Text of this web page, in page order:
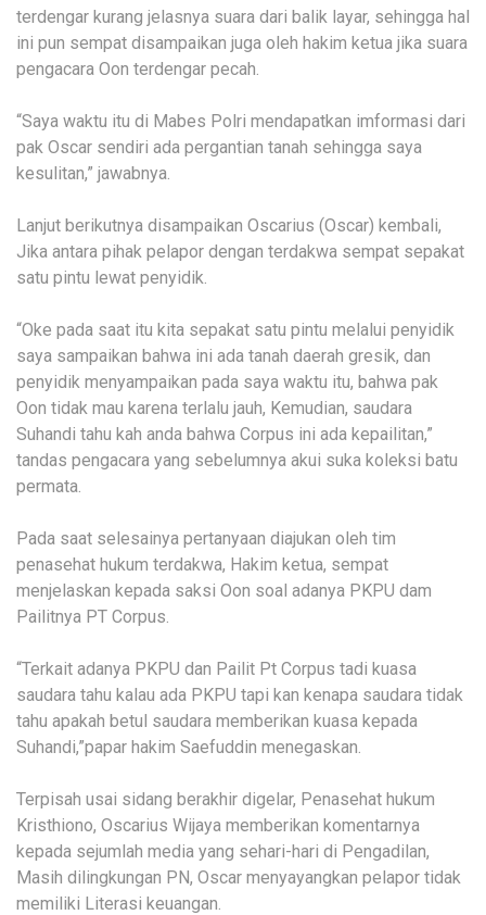
terdengar kurang jelasnya suara dari balik layar, sehingga hal
ini pun sempat disampaikan juga oleh hakim ketua jika suara
pengacara Oon terdengar pecah.
“Saya waktu itu di Mabes Polri mendapatkan imformasi dari
pak Oscar sendiri ada pergantian tanah sehingga saya
kesulitan,” jawabnya.
Lanjut berikutnya disampaikan Oscarius (Oscar) kembali,
Jika antara pihak pelapor dengan terdakwa sempat sepakat
satu pintu lewat penyidik.
“Oke pada saat itu kita sepakat satu pintu melalui penyidik
saya sampaikan bahwa ini ada tanah daerah gresik, dan
penyidik menyampaikan pada saya waktu itu, bahwa pak
Oon tidak mau karena terlalu jauh, Kemudian, saudara
Suhandi tahu kah anda bahwa Corpus ini ada kepailitan,”
tandas pengacara yang sebelumnya akui suka koleksi batu
permata.
Pada saat selesainya pertanyaan diajukan oleh tim
penasehat hukum terdakwa, Hakim ketua, sempat
menjelaskan kepada saksi Oon soal adanya PKPU dam
Pailitnya PT Corpus.
“Terkait adanya PKPU dan Pailit Pt Corpus tadi kuasa
saudara tahu kalau ada PKPU tapi kan kenapa saudara tidak
tahu apakah betul saudara memberikan kuasa kepada
Suhandi,”papar hakim Saefuddin menegaskan.
Terpisah usai sidang berakhir digelar, Penasehat hukum
Kristhiono, Oscarius Wijaya memberikan komentarnya
kepada sejumlah media yang sehari-hari di Pengadilan,
Masih dilingkungan PN, Oscar menyayangkan pelapor tidak
memiliki Literasi keuangan.